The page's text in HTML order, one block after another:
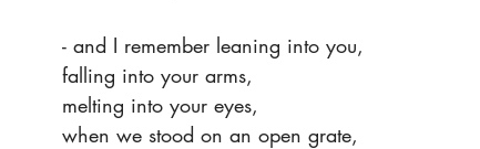
- and I remember leaning into you,
falling into your arms,
melting into your eyes,
when we stood on an open grate,